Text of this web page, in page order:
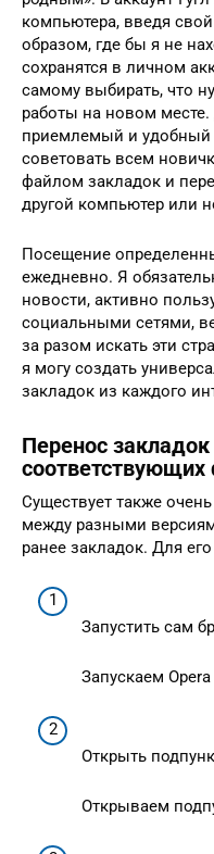
компьютера, введя
образом, где бы я не
сохранятся в личном
самому выбирать, что
работы на новом
приемлемый и
советовать всем
файлом закладок и
другой компьютер или
Посещение
ежедневно. Я
новости, активно
социальными сетями,
за разом искать эти
я могу создать
закладок из каждого
Перенос
соответствующих
Существует также
между разными
ранее закладок. Для
Запустить сам
Запускаем
Открыть
Открываем